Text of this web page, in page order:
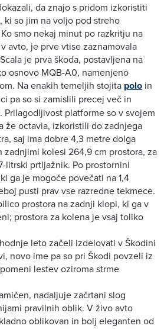
da znajo s pridom izkoristiti
so jim na voljo pod streho
smo nekaj minut po razkritju na
avto, je prve vtise zaznamovala
je prva škoda, postavljena na
osnovo MQB-A0, namenjeno
Na enakih temeljih stojita polo in
pa so si zamislili precej več in
platforme so v svojem
že octavia, izkoristili do zadnjega
saj ima dobre 4,3 metre dolga
zadnjimi kolesi 264,9 cm prostora, za
litrski prtljažnik. Po prostornini
ga je mogoče povečati na 1,4
pusti prav vse razredne tekmece.
prostora na zadnji klopi, ki ga v
prostora za kolena je vsaj toliko
leto začeli izdelovati v Škodini
novo ime pa so pri Škodi povzeli iz
lestev oziroma strme
nadaljuje začrtani slog
pravilnih oblik. V živo avto
oblikovan in bolj eleganten od